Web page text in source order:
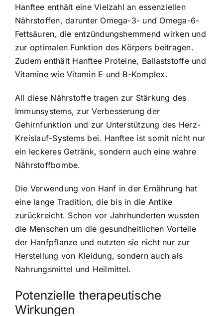
Hanftee enthält eine Vielzahl an essenziellen
Nährstoffen, darunter Omega-3- und Omega-6-
Fettsäuren, die entzündungshemmend wirken und
zur optimalen Funktion des Körpers beitragen.
Zudem enthält Hanftee Proteine, Ballaststoffe und
Vitamine wie Vitamin E und B-Komplex.
All diese Nährstoffe tragen zur Stärkung des
Immunsystems, zur Verbesserung der
Gehirnfunktion und zur Unterstützung des Herz-
Kreislauf-Systems bei. Hanftee ist somit nicht nur
ein leckeres Getränk, sondern auch eine wahre
Nährstoffbombe.
Die Verwendung von Hanf in der Ernährung hat
eine lange Tradition, die bis in die Antike
zurückreicht. Schon vor Jahrhunderten wussten
die Menschen um die gesundheitlichen Vorteile
der Hanfpflanze und nutzten sie nicht nur zur
Herstellung von Kleidung, sondern auch als
Nahrungsmittel und Heilmittel.
Potenzielle therapeutische
Wirkungen